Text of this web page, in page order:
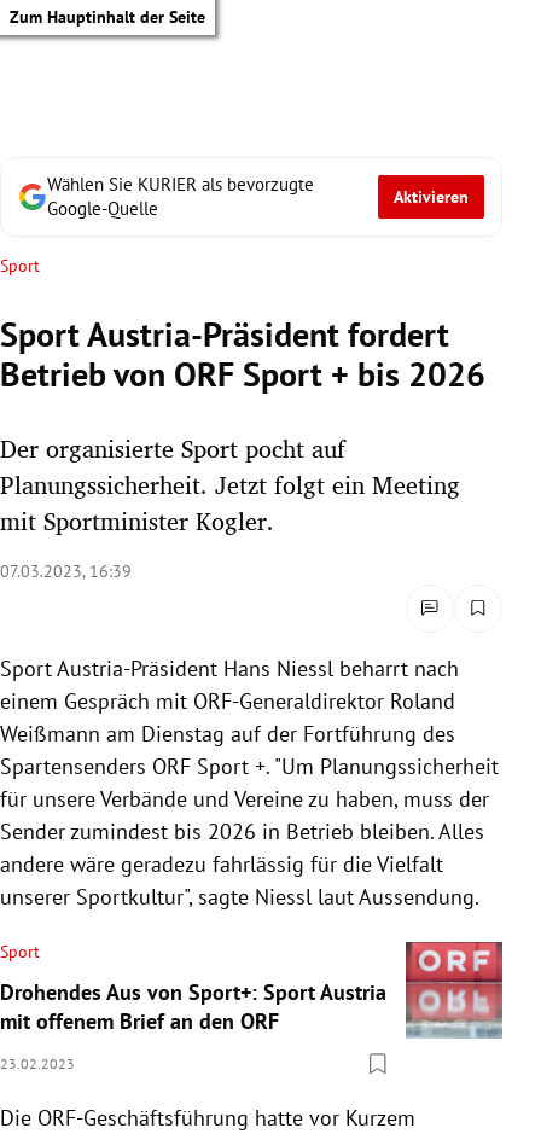
Zum Hauptinhalt der Seite
Untermenü
Untermenü
Untermenü
Untermenü
Untermenü
Untermenü
Untermenü
Untermenü
Wählen Sie KURIER als bevorzugte
Google-Quelle
Aktivieren
Sport
Sport Austria-Präsident fordert
Betrieb von ORF Sport + bis 2026
Der organisierte Sport pocht auf
Planungssicherheit. Jetzt folgt ein Meeting
mit Sportminister Kogler.
07.03.2023, 16:39
Sport Austria-Präsident Hans Niessl beharrt nach
einem Gespräch mit ORF-Generaldirektor Roland
Weißmann am Dienstag auf der Fortführung des
Spartensenders ORF Sport +. "Um Planungssicherheit
für unsere Verbände und Vereine zu haben, muss der
Sender zumindest bis 2026 in Betrieb bleiben. Alles
andere wäre geradezu fahrlässig für die Vielfalt
unserer Sportkultur", sagte Niessl laut Aussendung.
Sport
Drohendes Aus von Sport+: Sport Austria
mit offenem Brief an den ORF
23.02.2023
Die ORF-Geschäftsführung hatte vor Kurzem